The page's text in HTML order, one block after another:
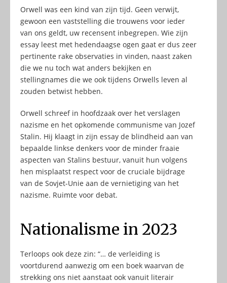
Orwell was een kind van zijn tijd. Geen verwijt,
gewoon een vaststelling die trouwens voor ieder
van ons geldt, uw recensent inbegrepen. Wie zijn
essay leest met hedendaagse ogen gaat er dus zeer
pertinente rake observaties in vinden, naast zaken
die we nu toch wat anders bekijken en
stellingnames die we ook tijdens Orwells leven al
zouden betwist hebben.
Orwell schreef in hoofdzaak over het verslagen
nazisme en het opkomende communisme van Jozef
Stalin. Hij klaagt in zijn essay de blindheid aan van
bepaalde linkse denkers voor de minder fraaie
aspecten van Stalins bestuur, vanuit hun volgens
hen misplaatst respect voor de cruciale bijdrage
van de Sovjet-Unie aan de vernietiging van het
nazisme. Ruimte voor debat.
Nationalisme in 2023
Terloops ook deze zin: “… de verleiding is
voortdurend aanwezig om een boek waarvan de
strekking ons niet aanstaat ook vanuit literair